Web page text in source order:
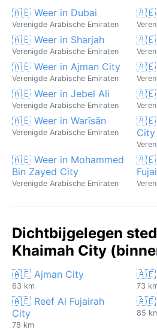
🇦🇪 Weer in Dubai
Verenigde Arabische Emiraten
🇦🇪
🇦🇪 Weer in Sharjah
Verenigde Arabische Emiraten
🇦🇪
🇦🇪 Weer in Ajman City
Verenigde Arabische Emiraten
🇦🇪
🇦🇪 Weer in Jebel Ali
Verenigde Arabische Emiraten
🇦🇪
🇦🇪 Weer in Warīsān
Verenigde Arabische Emiraten
🇦🇪
City
🇦🇪 Weer in Mohammed
Bin Zayed City
Verenigde Arabische Emiraten
🇦🇪
Dichtbijgelegen
Khaimah City
🇦🇪 Ajman City
63 km
🇦🇪
73
🇦🇪 Reef Al Fujairah
City
78 km
🇦🇪
85